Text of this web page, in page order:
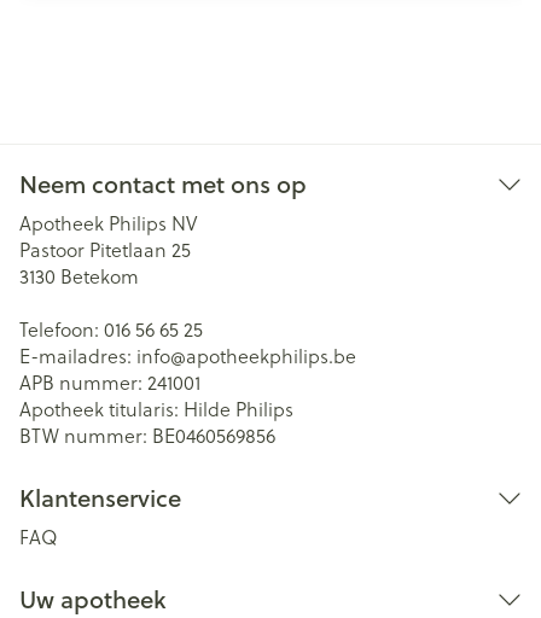
Neem contact met ons op
Apotheek Philips NV
Pastoor Pitetlaan 25
3130 Betekom
Telefoon: 016 56 65 25
E-mailadres: info@apotheekphilips.be
APB nummer: 241001
Apotheek titularis: Hilde Philips
BTW nummer: BE0460569856
Klantenservice
FAQ
Uw apotheek